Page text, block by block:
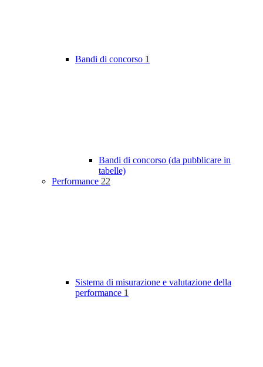
Bandi di concorso 1
Bandi di concorso (da pubblicare in
tabelle)
Performance 22
Sistema di misurazione e valutazione della
performance 1